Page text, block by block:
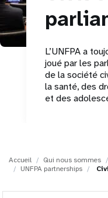
i
L’UNFPA a
joué par les
de la société
la santé, des
et des
Accueil Qui nous sommes
UNFPA partnerships